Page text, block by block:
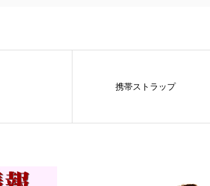
携帯ストラップ